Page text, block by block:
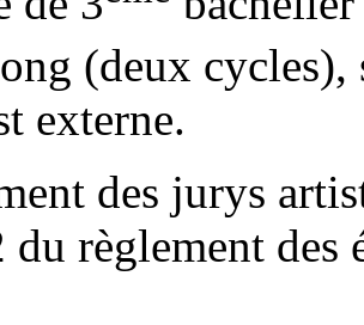
(deux
externe.
des jurys
du règlement des